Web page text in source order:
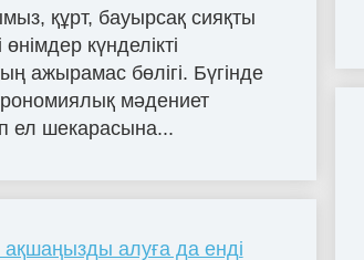
құрт, бауырсақ сияқты
өнімдер күнделікті
ажырамас бөлігі. Бүгінде
мәдениет
ел шекарасына...
ақшаңызды алуға да енді